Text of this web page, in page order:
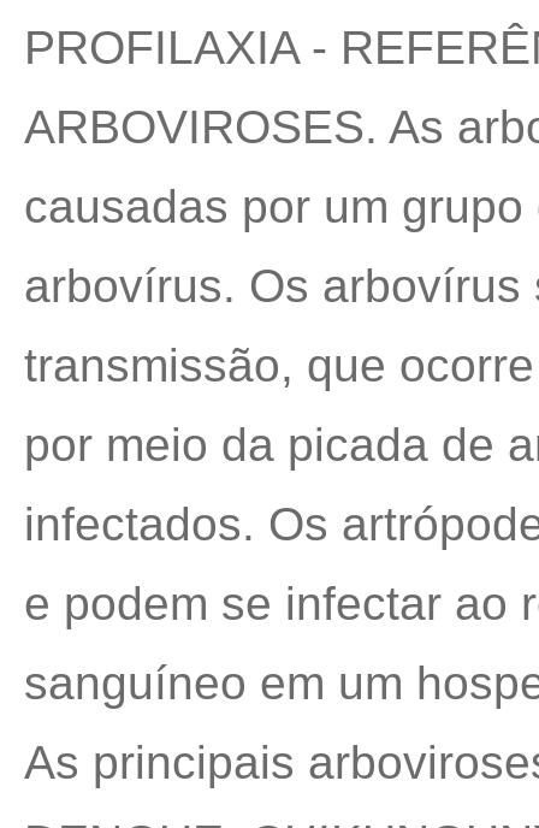
PROFILAXIA -
ARBOVIROSES. As
causadas por um
arbovírus. Os
transmissão, que
por meio da picada de
infectados. Os
e podem se infectar ao
sanguíneo em um
As principais